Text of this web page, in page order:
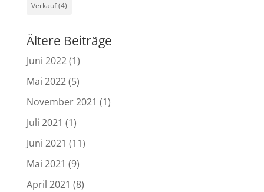
Verkauf(4)
Ältere Beiträge
Juni 2022(1)
Mai 2022(5)
November 2021 (1)
Juli 2021 (1)
Juni 2021 (11)
Mai 2021 (9)
April 2021 (8)